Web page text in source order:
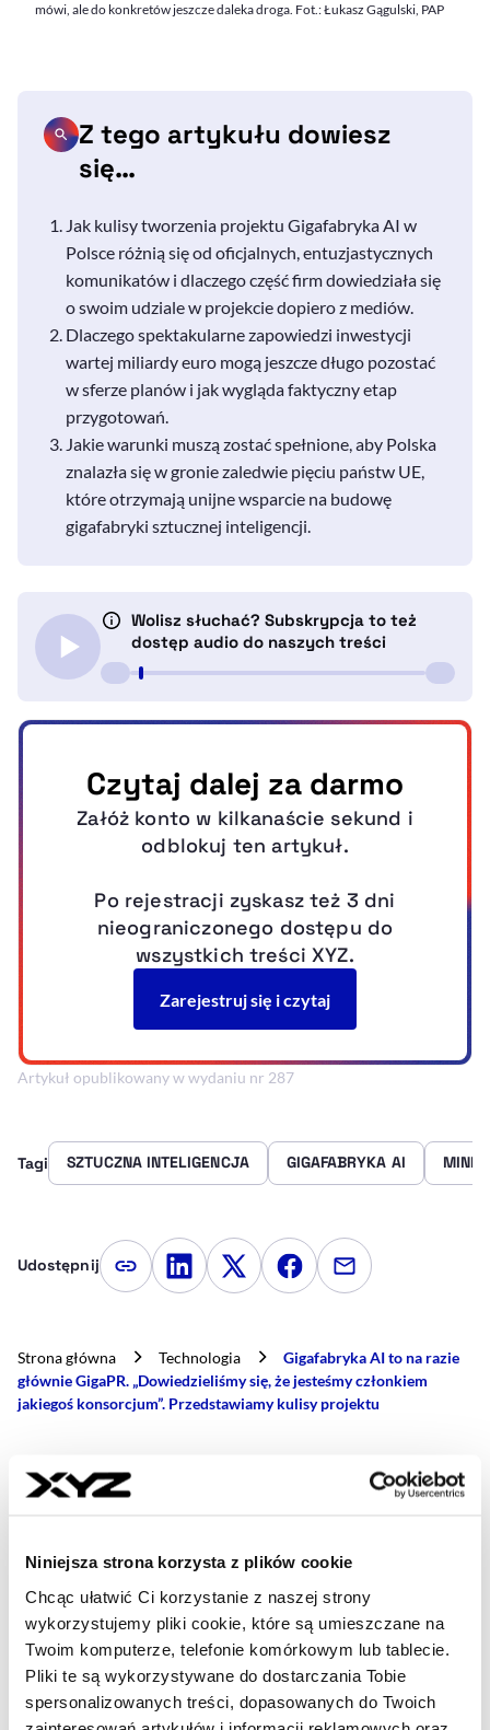
Niniejsza strona korzysta z plików cookie
Chcąc ułatwić Ci korzystanie z naszej strony
wykorzystujemy pliki cookie, które są umieszczane na
Twoim komputerze, telefonie komórkowym lub tablecie.
Pliki te są wykorzystywane do dostarczania Tobie
spersonalizowanych treści, dopasowanych do Twoich
mówi, ale do konkretów jeszcze daleka droga. Fot.: Łukasz Gągulski, PAP
Z tego artykułu dowiesz
się…
Jak kulisy tworzenia projektu Gigafabryka AI w
Polsce różnią się od oficjalnych, entuzjastycznych
komunikatów i dlaczego część firm dowiedziała się
o swoim udziale w projekcie dopiero z mediów.
Dlaczego spektakularne zapowiedzi inwestycji
wartej miliardy euro mogą jeszcze długo pozostać
w sferze planów i jak wygląda faktyczny etap
przygotowań.
Jakie warunki muszą zostać spełnione, aby Polska
znalazła się w gronie zaledwie pięciu państw UE,
które otrzymają unijne wsparcie na budowę
gigafabryki sztucznej inteligencji.
Artykuł opublikowany w wydaniu nr 287
Tagi SZTUCZNA INTELIGENCJA GIGAFABRYKA AI
Udostępnij Kopiuj link artykułu
Udostępnij na LinkedIn
Udostępnij na Twitterze
Udostępnij na
Udostępnij
Strona główna Technologia
Gigafabryka AI to na razie
głównie GigaPR. „Dowiedzieliśmy się, że jesteśmy członkiem
jakiegoś konsorcjum”. Przedstawiamy kulisy projektu
- AUTOR ARTYKUŁU - PROFIL
Jestem założycielem XYZ, dziennikarzem
jakościowe dziennikarstwo. Jestem fanem sportu i
biznesu, najlepiej gdy występują razem.
grzegorz.nawacki@xyz.pl